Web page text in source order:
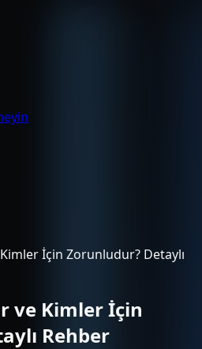
İçin Zorunludur? Detaylı
ve Kimler İçin
Rehber